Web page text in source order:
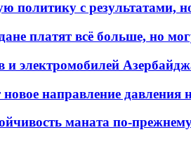
политику с результатами,
платят всё больше, но
и электромобилей
направление давления
маната по-